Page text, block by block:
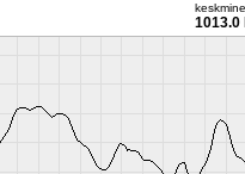
keskmine
1013.0